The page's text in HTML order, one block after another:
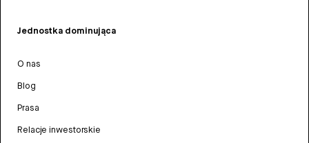
Jednostka dominująca
O nas
Blog
Prasa
Relacje inwestorskie